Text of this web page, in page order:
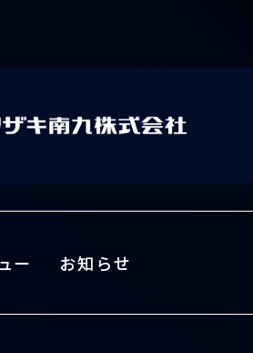
ー お知らせ